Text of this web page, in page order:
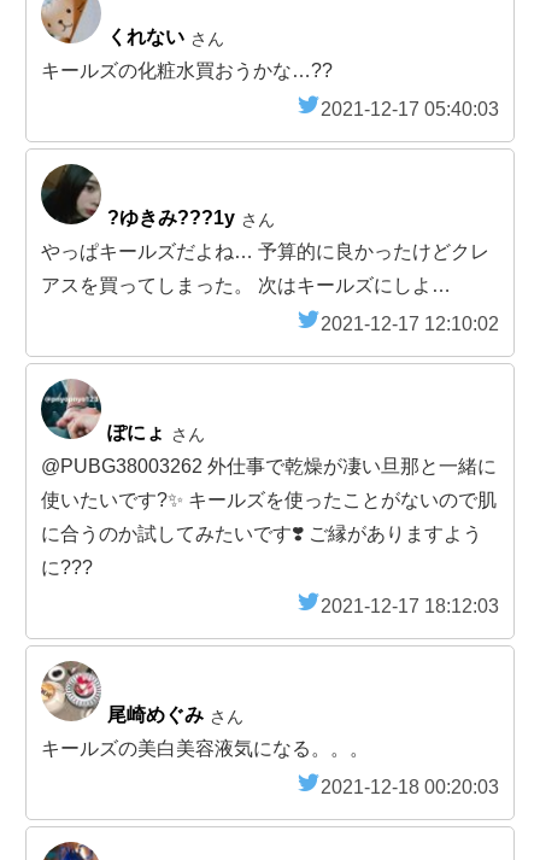
くれない さん
キールズの化粧水買おうかな…??
2021-12-17 05:40:03
?ゆきみ???1y さん
やっぱキールズだよね… 予算的に良かったけどクレ
アスを買ってしまった。 次はキールズにしよ…
2021-12-17 12:10:02
ぽにょ さん
@PUBG38003262 外仕事で乾燥が凄い旦那と一緒に
使いたいです?✨ キールズを使ったことがないので肌
に合うのか試してみたいです❣️ ご縁がありますよう
に???
2021-12-17 18:12:03
尾崎めぐみ さん
キールズの美白美容液気になる。。。
2021-12-18 00:20:03